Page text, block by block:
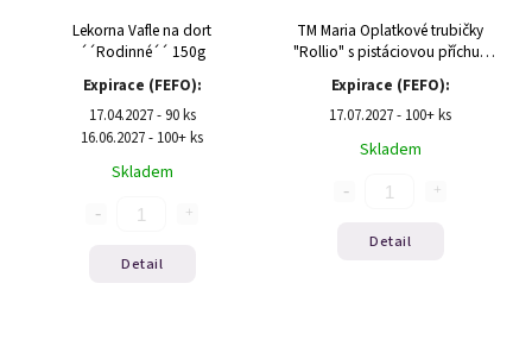
Lekorna Vafle na dort
´´Rodinné´´ 150g
Expirace (FEFO):
17.04.2027 - 90 ks
16.06.2027 - 100+ ks
Skladem
Detail
TM Maria Oplatkové trubičky
"Rollio" s pistáciovou příchutí
140g(1/11)
Expirace (FEFO):
17.07.2027 - 100+ ks
Skladem
Detail